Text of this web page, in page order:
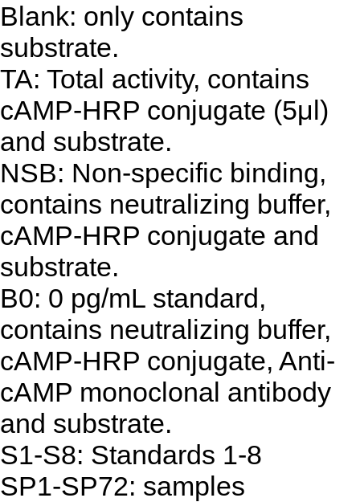
Blank: only contains
substrate.
TA: Total activity, contains
cAMP-HRP conjugate (5μl)
and substrate.
NSB: Non-specific binding,
contains neutralizing buffer,
cAMP-HRP conjugate and
substrate.
B0: 0 pg/mL standard,
contains neutralizing buffer,
cAMP-HRP conjugate, Anti-
cAMP monoclonal antibody
and substrate.
S1-S8: Standards 1-8
SP1-SP72: samples